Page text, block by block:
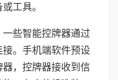
工具。
些智能控牌器通过
。手机端软件预设
，控牌器接收到信